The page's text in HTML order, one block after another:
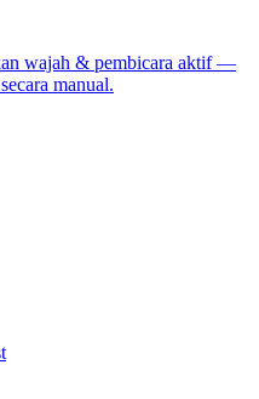
wajah & pembicara aktif —
manual.